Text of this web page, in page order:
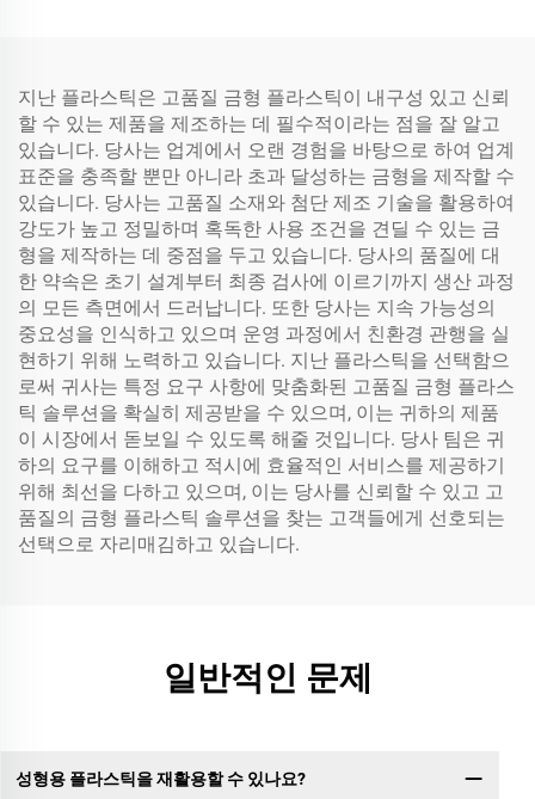
지난 플라스틱은 고품질 금형 플라스틱이 내구성 있고 신뢰
할 수 있는 제품을 제조하는 데 필수적이라는 점을 잘 알고
있습니다. 당사는 업계에서 오랜 경험을 바탕으로 하여 업계
표준을 충족할 뿐만 아니라 초과 달성하는 금형을 제작할 수
있습니다. 당사는 고품질 소재와 첨단 제조 기술을 활용하여
강도가 높고 정밀하며 혹독한 사용 조건을 견딜 수 있는 금
형을 제작하는 데 중점을 두고 있습니다. 당사의 품질에 대
한 약속은 초기 설계부터 최종 검사에 이르기까지 생산 과정
의 모든 측면에서 드러납니다. 또한 당사는 지속 가능성의
중요성을 인식하고 있으며 운영 과정에서 친환경 관행을 실
현하기 위해 노력하고 있습니다. 지난 플라스틱을 선택함으
로써 귀사는 특정 요구 사항에 맞춤화된 고품질 금형 플라스
틱 솔루션을 확실히 제공받을 수 있으며, 이는 귀하의 제품
이 시장에서 돋보일 수 있도록 해줄 것입니다. 당사 팀은 귀
하의 요구를 이해하고 적시에 효율적인 서비스를 제공하기
위해 최선을 다하고 있으며, 이는 당사를 신뢰할 수 있고 고
품질의 금형 플라스틱 솔루션을 찾는 고객들에게 선호되는
선택으로 자리매김하고 있습니다.
일반적인 문제
성형용 플라스틱을 재활용할 수 있나요?